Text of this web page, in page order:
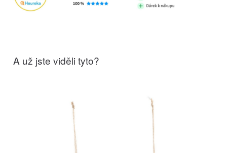
A už jste viděli tyto?